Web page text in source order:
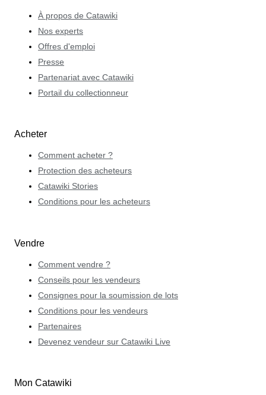
À propos de Catawiki
Nos experts
Offres d'emploi
Presse
Partenariat avec Catawiki
Portail du collectionneur
Acheter
Comment acheter ?
Protection des acheteurs
Catawiki Stories
Conditions pour les acheteurs
Vendre
Comment vendre ?
Conseils pour les vendeurs
Consignes pour la soumission de lots
Conditions pour les vendeurs
Partenaires
Devenez vendeur sur Catawiki Live
Mon Catawiki